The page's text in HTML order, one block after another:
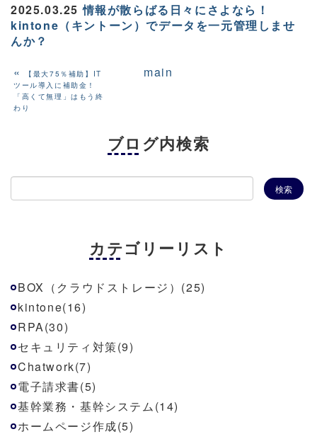
2025.03.25情報が散らばる日々にさよなら！
kintone（キントーン）でデータを一元管理しませ
んか？
«
【最大75％補助】IT
ツール導入に補助金！
「高くて無理」はもう終
わり
main
ブログ内検索
カテゴリーリスト
BOX（クラウドストレージ）(25)
kintone(16)
RPA(30)
セキュリティ対策(9)
Chatwork(7)
電子請求書(5)
基幹業務・基幹システム(14)
ホームページ作成(5)